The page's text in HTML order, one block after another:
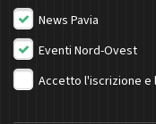
News Pavia
Eventi Nord-Ovest
Accetto l'iscrizione e